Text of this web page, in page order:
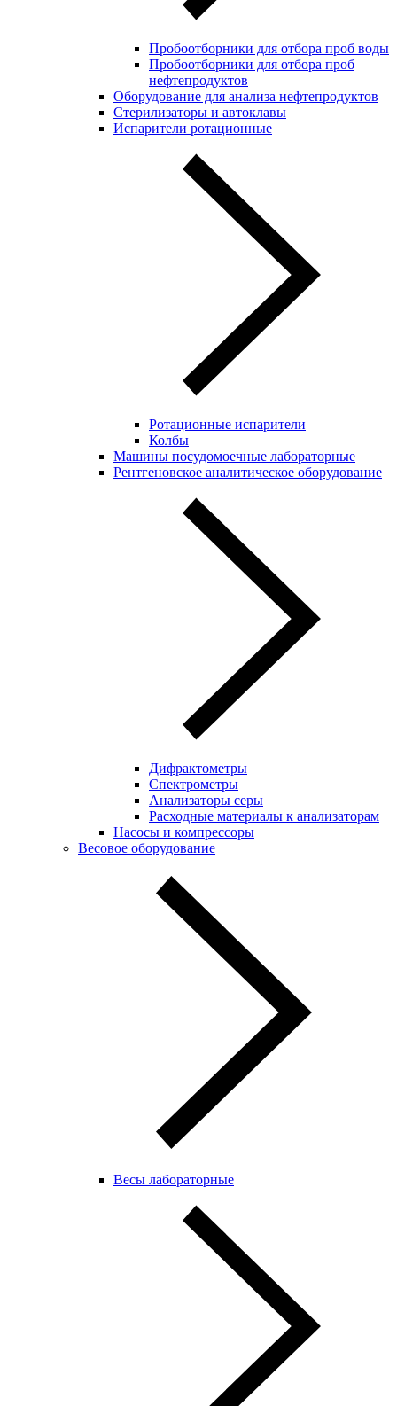
Пробоотборники для отбора проб воды
Пробоотборники для отбора проб
нефтепродуктов
Оборудование для анализа нефтепродуктов
Стерилизаторы и автоклавы
Испарители ротационные
Ротационные испарители
Колбы
Машины посудомоечные лабораторные
Рентгеновское аналитическое оборудование
Дифрактометры
Спектрометры
Анализаторы серы
Расходные материалы к анализаторам
Насосы и компрессоры
Весовое оборудование
Весы лабораторные